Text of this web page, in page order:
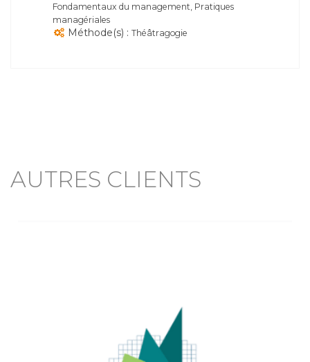
Fondamentaux du management, Pratiques
managériales
Méthode(s) : Théâtragogie
AUTRES CLIENTS